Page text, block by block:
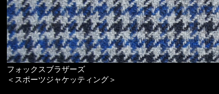
フォックスブラザーズ
＜スポーツジャケッティング＞